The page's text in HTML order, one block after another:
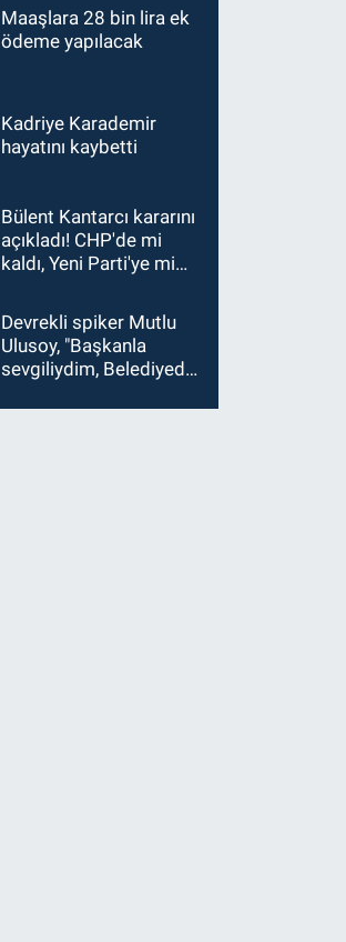
Maaşlara 28 bin lira ek
ödeme yapılacak
Kadriye Karademir
hayatını kaybetti
Bülent Kantarcı kararını
açıkladı! CHP'de mi
kaldı, Yeni Parti'ye mi
Devrekli spiker Mutlu
Ulusoy, "Başkanla
sevgiliydim, Belediyede